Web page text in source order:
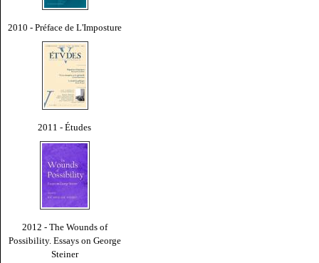
2010 - Préface de L'Imposture
2011 - Études
2012 - The Wounds of
Possibility. Essays on George
Steiner